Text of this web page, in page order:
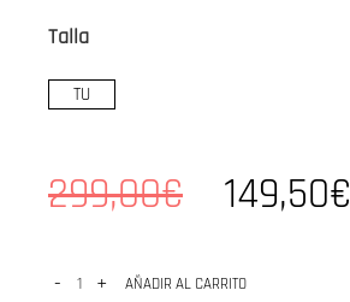
Talla
TU
299,00€ 149,50€
- + AÑADIR AL CARRITO